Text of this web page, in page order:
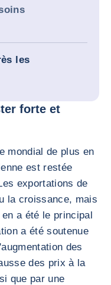
les
forte et
mondial de plus en
est restée
exportations de
la croissance, mais
a été le principal
a été soutenue
des
des prix à la
que par une